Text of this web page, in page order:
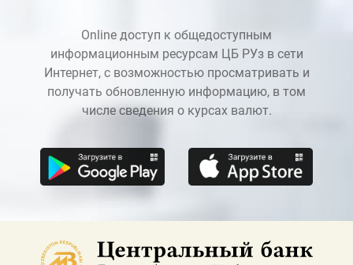
Online доступ к общедоступным
информационным ресурсам ЦБ РУз в сети
Интернет, с возможностью просматривать и
получать обновленную информацию, в том
числе сведения о курсах валют.